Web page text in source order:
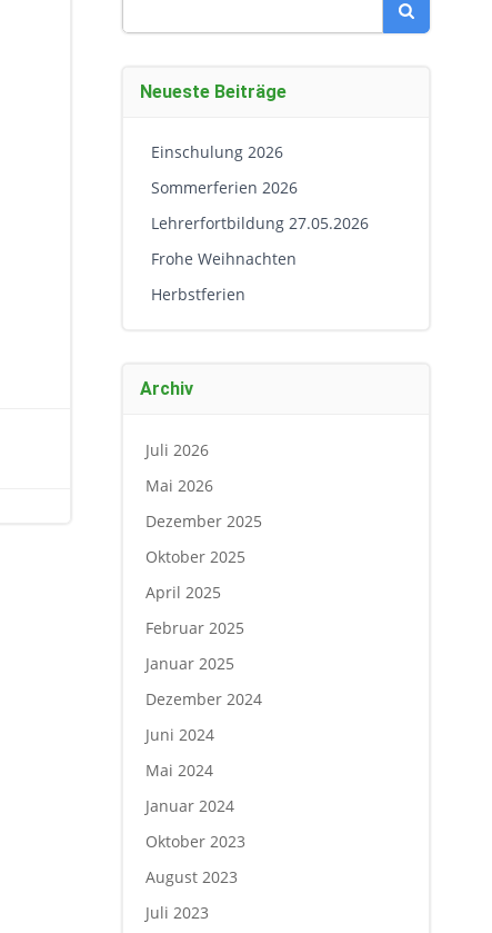
for:
Neueste Beiträge
Einschulung 2026
Sommerferien 2026
Lehrerfortbildung 27.05.2026
Frohe Weihnachten
Herbstferien
Archiv
Juli 2026
Mai 2026
Dezember 2025
Oktober 2025
April 2025
Februar 2025
Januar 2025
Dezember 2024
Juni 2024
Mai 2024
Januar 2024
Oktober 2023
August 2023
Juli 2023